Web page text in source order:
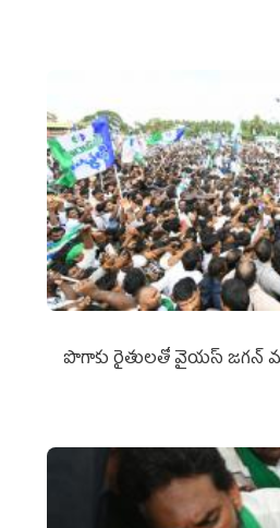
పొగాకు రైతుల‌తో వైయ‌స్ జ‌గ‌న్